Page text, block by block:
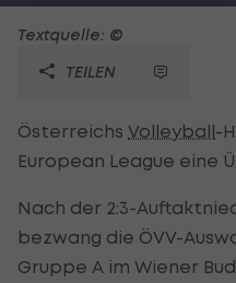
Textquelle: ©
TEILEN
Österreichs Volleyball-
European League eine
Nach der 2:3-
bezwang die ÖVV-
Gruppe A im Wiener